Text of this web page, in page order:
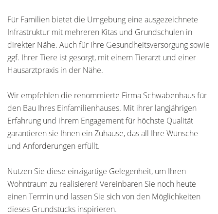
Für Familien bietet die Umgebung eine ausgezeichnete
Infrastruktur mit mehreren Kitas und Grundschulen in
direkter Nähe. Auch für Ihre Gesundheitsversorgung sowie
ggf. Ihrer Tiere ist gesorgt, mit einem Tierarzt und einer
Hausarztpraxis in der Nähe.
Wir empfehlen die renommierte Firma Schwabenhaus für
den Bau Ihres Einfamilienhauses. Mit ihrer langjährigen
Erfahrung und ihrem Engagement für höchste Qualität
garantieren sie Ihnen ein Zuhause, das all Ihre Wünsche
und Anforderungen erfüllt.
Nutzen Sie diese einzigartige Gelegenheit, um Ihren
Wohntraum zu realisieren! Vereinbaren Sie noch heute
einen Termin und lassen Sie sich von den Möglichkeiten
dieses Grundstücks inspirieren.